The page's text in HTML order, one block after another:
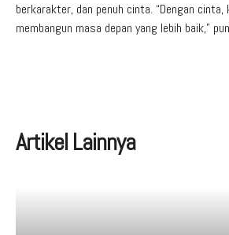
berkarakter, dan penuh cinta. “Dengan cinta,
membangun masa depan yang lebih baik,”
Artikel Lainnya